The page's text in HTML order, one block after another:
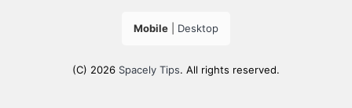
Mobile Desktop
(C) 2026 Spacely Tips. All rights reserved.